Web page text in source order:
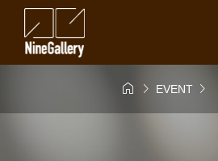
  EVENT 